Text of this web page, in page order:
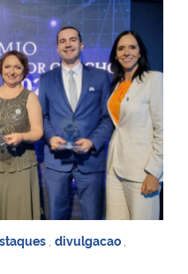
divulgacao